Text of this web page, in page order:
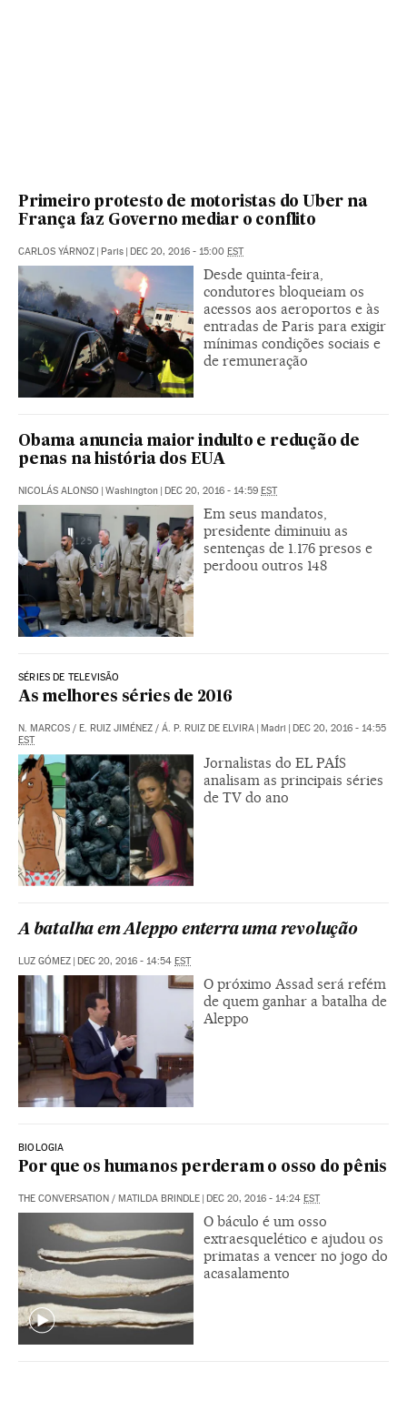
Primeiro protesto de motoristas do Uber na
França faz Governo mediar o conflito
CARLOS YÁRNOZ | Paris | DEC 20, 2016 - 15:00 EST
Desde quinta-feira,
condutores bloqueiam os
acessos aos aeroportos e às
entradas de Paris para exigir
mínimas condições sociais e
de remuneração
Obama anuncia maior indulto e redução de
penas na história dos EUA
NICOLÁS ALONSO | Washington | DEC 20, 2016 - 14:59 EST
Em seus mandatos,
presidente diminuiu as
sentenças de 1.176 presos e
perdoou outros 148
SÉRIES DE TELEVISÃO
As melhores séries de 2016
N. MARCOS / E. RUIZ JIMÉNEZ / Á. P. RUIZ DE ELVIRA | Madri | DEC 20, 2016 - 14:55
EST
Jornalistas do EL PAÍS
analisam as principais séries
de TV do ano
A batalha em Aleppo enterra uma revolução
LUZ GÓMEZ | DEC 20, 2016 - 14:54 EST
O próximo Assad será refém
de quem ganhar a batalha de
Aleppo
BIOLOGIA
Por que os humanos perderam o osso do pênis
THE CONVERSATION / MATILDA BRINDLE | DEC 20, 2016 - 14:24 EST
O báculo é um osso
extraesquelético e ajudou os
primatas a vencer no jogo do
acasalamento